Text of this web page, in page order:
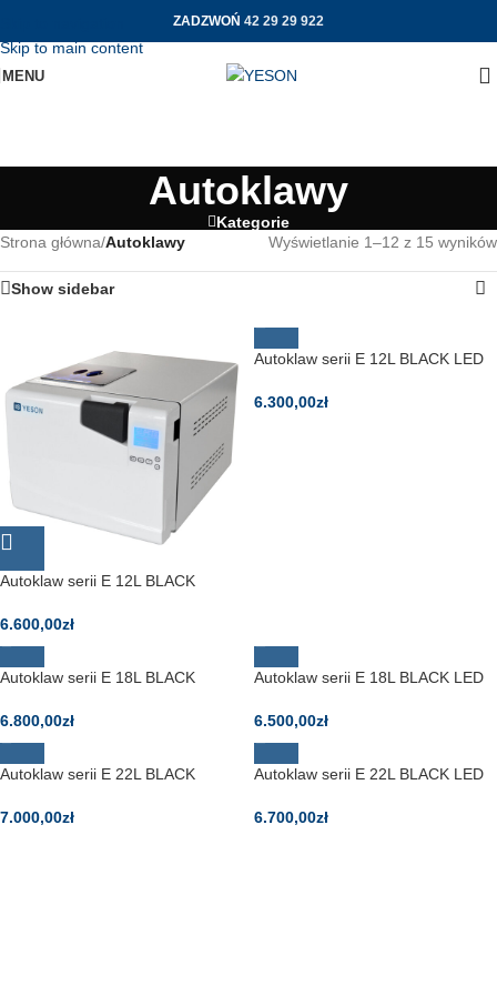
Skip to main content
ZADZWOŃ 42 29 29 922
MENU
Autoklawy
Kategorie
Strona główna/Autoklawy Wyświetlanie 1–12 z 15 wyników
Show sidebar
Autoklaw serii E 12L BLACK
6.600,00zł
Autoklaw serii E 12L BLACK LED
6.300,00zł
Autoklaw serii E 18L BLACK
6.800,00zł
Autoklaw serii E 18L BLACK LED
6.500,00zł
Autoklaw serii E 22L BLACK
7.000,00zł
Autoklaw serii E 22L BLACK LED
6.700,00zł